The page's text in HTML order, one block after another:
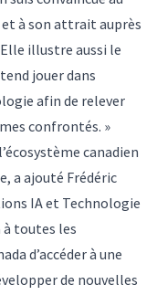
à son attrait auprès
illustre aussi le
jouer dans
afin de relever
confrontés. »
canadien
a ajouté Frédéric
IA et Technologie
toutes les
d’accéder à une
de nouvelles